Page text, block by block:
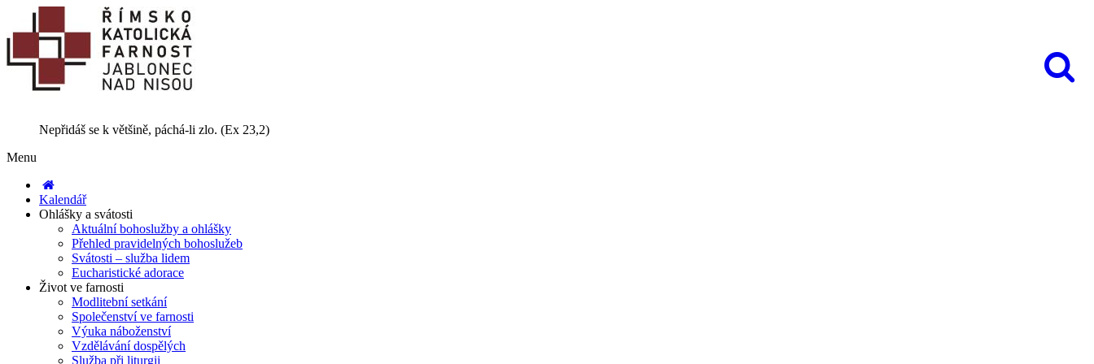
Nepřidáš se k většině, páchá-li zlo. (Ex 23,2)
Menu
Kalendář
Ohlášky a svátosti
Aktuální bohoslužby a ohlášky
Přehled pravidelných bohoslužeb
Svátosti – služba lidem
Eucharistické adorace
Život ve farnosti
Modlitební setkání
Společenství ve farnosti
Výuka náboženství
Vzdělávání dospělých
Služba při liturgii